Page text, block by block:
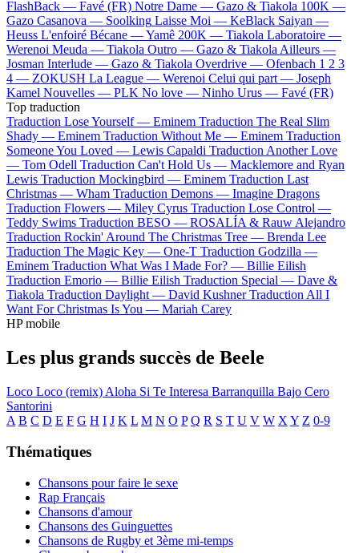
FlashBack — Favé (FR) Notre Dame — Gazo & Tiakola 100K —
Gazo Casanova — Soolking Laisse Moi — KeBlack Saiyan —
Heuss L'enfoiré Bécane —Yamê 200K — Tiakola Laboratoire —
Werenoi Meuda — Tiakola Outro — Gazo & TiakolaAilleurs —
Josman Interlude — Gazo & Tiakola Overdrive — Ofenbach 1 2 3
4 — ZOKUSH La League — Werenoi Celui qui part — Joseph
Kamel Nouvelles — PLK No love — Ninho Urus — Favé (FR)
Top traduction
Traduction Lose Yourself — Eminem Traduction The Real Slim
Shady — Eminem Traduction Without Me — Eminem Traduction
Someone You Loved — Lewis Capaldi Traduction Another Love
— Tom Odell Traduction Can't Hold Us — Macklemore and Ryan
Lewis Traduction Mockingbird — Eminem Traduction Last
Christmas — Wham Traduction Demons — Imagine Dragons
Traduction Flowers — Miley Cyrus Traduction Lose Control —
Teddy Swims Traduction BESO — ROSALÍA & Rauw Alejandro
Traduction Rockin' Around The Christmas Tree — Brenda Lee
Traduction The Magic Key — One-T Traduction Godzilla —
Eminem Traduction What Was I Made For? — Billie Eilish
Traduction Emorio — Billie Eilish Traduction Special — Dave &
Tiakola Traduction Daylight — David Kushner Traduction All I
Want For Christmas Is You — Mariah Carey
HP mobile
Les plus grands succès de Beele
Loco Loco (remix) Aloha Si Te Interesa Barranquilla Bajo Cero
Santorini
A B C D E F G H I J K L M N O P Q R S T U V W X Y Z 0-9
Thématiques
Chansons pour faire le sexe
Rap Français
Chansons d'amour
Chansons des Guinguettes
Chansons de Rugby et 3ème mi-temps